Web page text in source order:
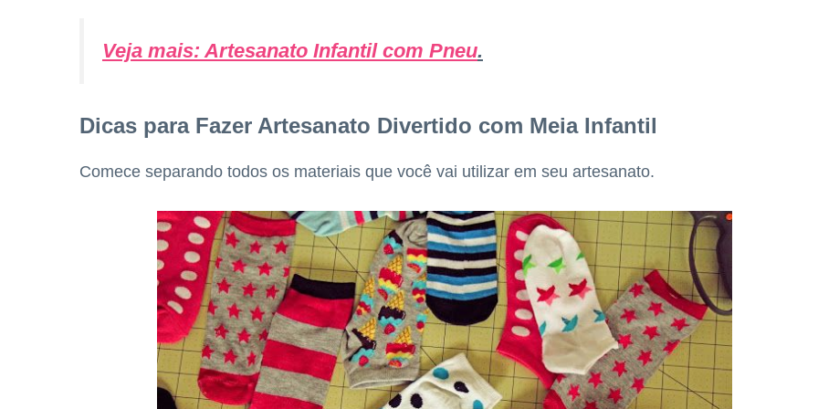
Veja mais: Artesanato Infantil com Pneu.
Dicas para Fazer Artesanato Divertido com Meia Infantil
Comece separando todos os materiais que você vai utilizar em seu artesanato.